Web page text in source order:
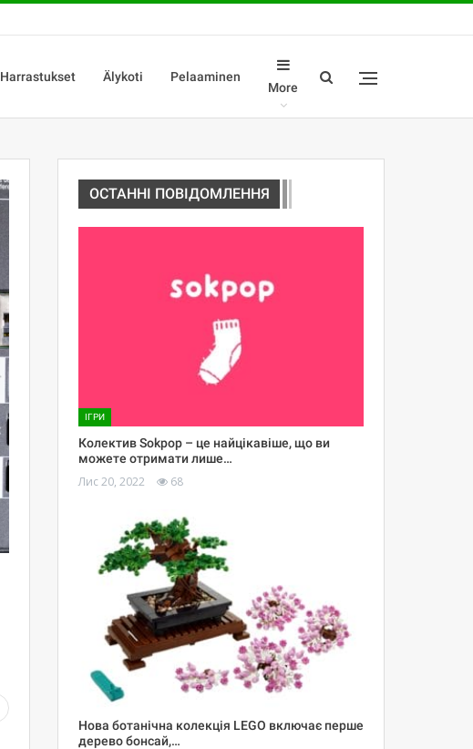
Harrastukset Älykoti Pelaaminen
More
ОСТАННІ ПОВІДОМЛЕННЯ
ІГРИ
Колектив Sokpop – це найцікавіше, що ви
можете отримати лише…
Лис 20, 2022 68
Нова ботанічна колекція LEGO включає перше
дерево бонсай,…